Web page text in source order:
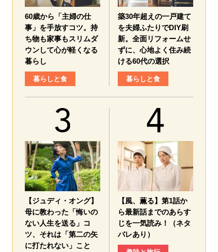
60歳から「主婦の仕
事」を手放すコツ。持
ち物も家事もスリムダ
ウンして心が軽くなる
暮らし
暮らしと食
築30年超えの一戸建て
を夫婦ふたりでDIY刷
新。全面リフォームせ
ずに、心地よく住み続
ける60代の選択
暮らしと食
【ジュディ・オング】
母に教わった「悔いの
ない人生を送る」コ
ツ、それは「第二の矢
に打たれない」こと
【風、薫る】第1話か
ら最新話までのあらす
じを一気読み！（ネタ
バレあり）